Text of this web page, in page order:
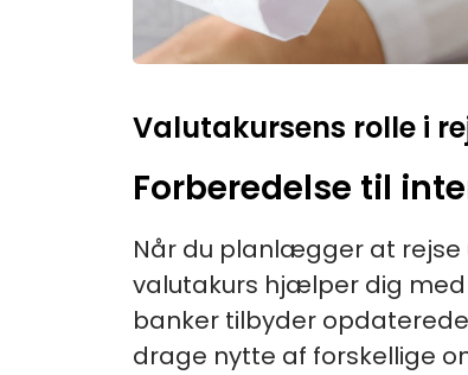
Valutakursens rolle i
Forberedelse til
Når du planlægger at rejse
valutakurs hjælper dig
banker tilbyder
drage nytte af forskellige